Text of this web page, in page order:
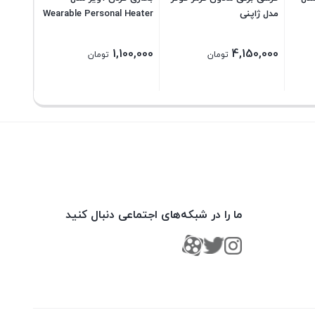
مدل ژاپنی
4,150,000 تومان
Wearable Personal Heater
1,100,000 تومان
ما را در شبکه‌های اجتماعی دنبال کنید